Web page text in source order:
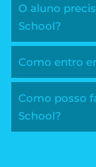
O aluno
School?
Como entro
Como posso
School?